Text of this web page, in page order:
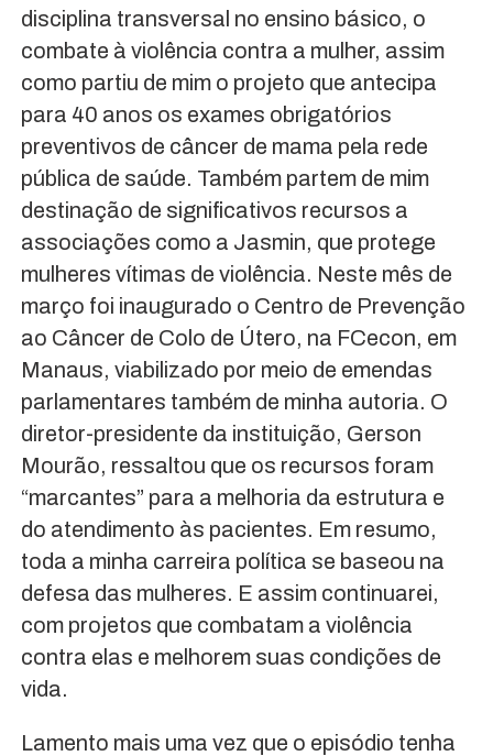
disciplina transversal no ensino básico, o
combate à violência contra a mulher, assim
como partiu de mim o projeto que antecipa
para 40 anos os exames obrigatórios
preventivos de câncer de mama pela rede
pública de saúde. Também partem de mim
destinação de significativos recursos a
associações como a Jasmin, que protege
mulheres vítimas de violência. Neste mês de
março foi inaugurado o Centro de Prevenção
ao Câncer de Colo de Útero, na FCecon, em
Manaus, viabilizado por meio de emendas
parlamentares também de minha autoria. O
diretor-presidente da instituição, Gerson
Mourão, ressaltou que os recursos foram
“marcantes” para a melhoria da estrutura e
do atendimento às pacientes. Em resumo,
toda a minha carreira política se baseou na
defesa das mulheres. E assim continuarei,
com projetos que combatam a violência
contra elas e melhorem suas condições de
vida.
Lamento mais uma vez que o episódio tenha